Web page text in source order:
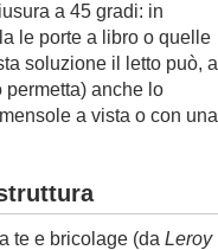
a 45 gradi: in
le porte a libro o quelle
soluzione il letto può, a
permetta) anche lo
a vista o con una
te e bricolage (da Leroy